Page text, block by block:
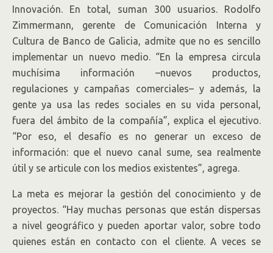
Innovación. En total, suman 300 usuarios. Rodolfo
Zimmermann, gerente de Comunicación Interna y
Cultura de Banco de Galicia, admite que no es sencillo
implementar un nuevo medio. “En la empresa circula
muchísima información –nuevos productos,
regulaciones y campañas comerciales– y además, la
gente ya usa las redes sociales en su vida personal,
fuera del ámbito de la compañía”, explica el ejecutivo.
“Por eso, el desafío es no generar un exceso de
información: que el nuevo canal sume, sea realmente
útil y se articule con los medios existentes”, agrega.
La meta es mejorar la gestión del conocimiento y de
proyectos. “Hay muchas personas que están dispersas
a nivel geográfico y pueden aportar valor, sobre todo
quienes están en contacto con el cliente. A veces se